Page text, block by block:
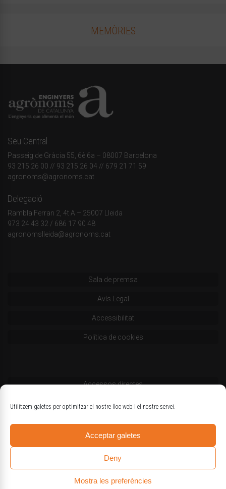
Utilitzem galetes per optimitzar el nostre lloc web i el nostre servei.
Acceptar galetes
Deny
Mostra les preferències
MEMÒRIES
Seu Central
Passeig de Gràcia 55, 6è 6a – 08007 Barcelona
93 215 26 00 // 93 215 26 04 // 679 21 71 59
agronoms@agronoms.cat
Delegació
Rambla Ferran 2, 4t A – 25007 Lleida
973 24 43 32 / 686 17 90 48
agronomslleida@agronoms.cat
Sala de premsa
Avís Legal
Accessibilitat
Política de cookies
Accessos directes
Codi deontològic
Estatuts
Logotips oficials